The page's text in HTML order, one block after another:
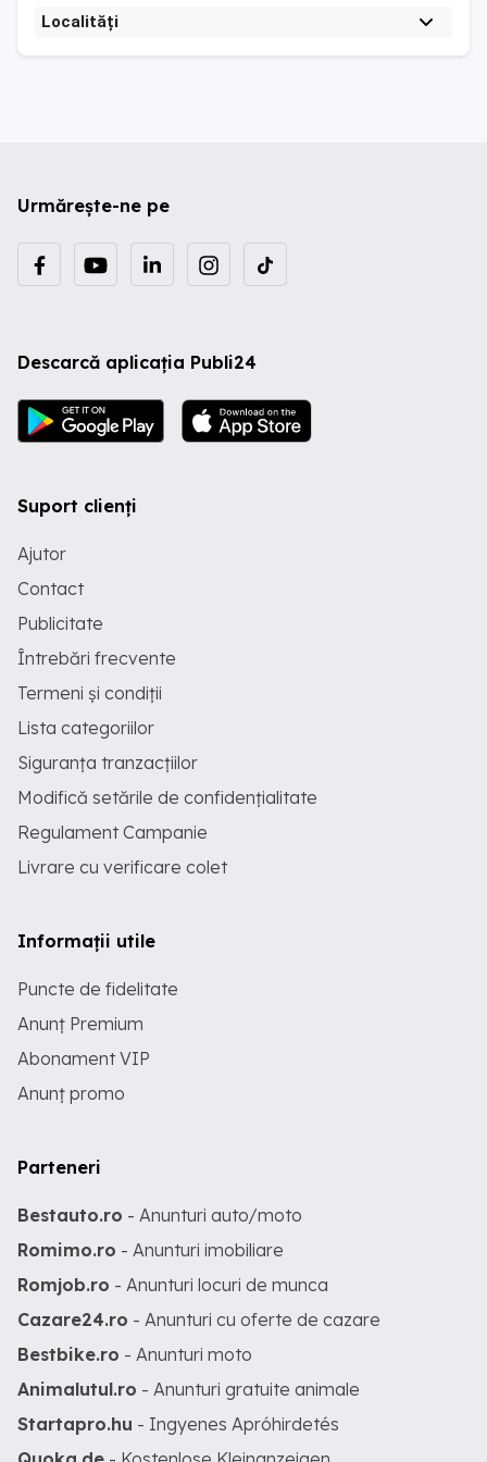
Localități
Urmărește-ne pe
Descarcă aplicația Publi24
Suport clienți
Ajutor
Contact
Publicitate
Întrebări frecvente
Termeni și condiții
Lista categoriilor
Siguranța tranzacțiilor
Modifică setările de confidențialitate
Regulament Campanie
Livrare cu verificare colet
Informații utile
Puncte de fidelitate
Anunț Premium
Abonament VIP
Anunț promo
Parteneri
Bestauto.ro - Anunturi auto/moto
Romimo.ro - Anunturi imobiliare
Romjob.ro - Anunturi locuri de munca
Cazare24.ro - Anunturi cu oferte de cazare
Bestbike.ro - Anunturi moto
Animalutul.ro - Anunturi gratuite animale
Startapro.hu - Ingyenes Apróhirdetés